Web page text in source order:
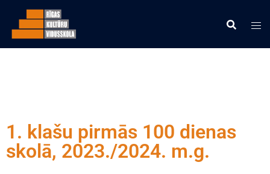
1. klašu pirmās 100 dienas
skolā, 2023./2024. m.g.